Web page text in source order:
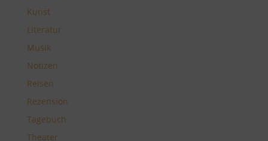
Kunst
Literatur
Musik
Notizen
Reisen
Rezension
Tagebuch
Theater